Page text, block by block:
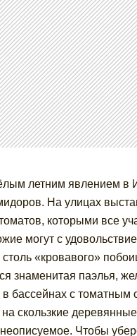
летним явлением в
На улицах
которыми все
могут с
столь «кровавого»
знаменитая паэлья,
в бассейнах с томатным
на скользкие
неописуемое. Чтобы